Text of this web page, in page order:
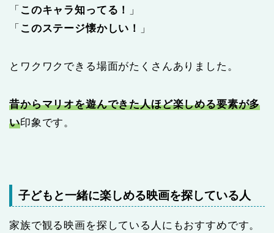
「 このキャラ知ってる！
」
「 このステージ懐かしい！ 」
とワクワクできる場面がたくさんありました。
昔からマリオを遊んできた人ほど楽しめる要素が多
い印象です。
子どもと一緒に楽しめる映画を探している人
家族で観る映画を探している人にもおすすめです。